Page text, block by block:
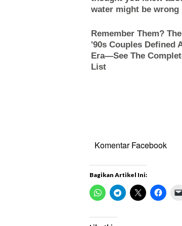
Komentar Facebook
Bagikan Artikel Ini: